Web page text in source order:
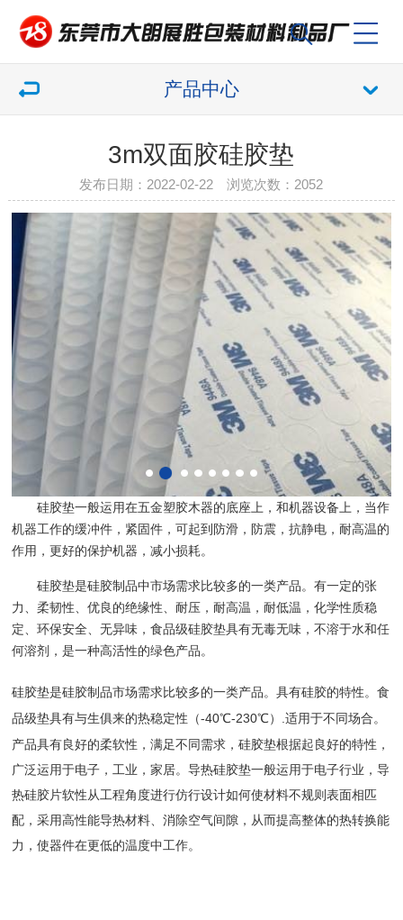
产品中心
3m双面胶硅胶垫
发布日期：2022-02-22 浏览次数： 2052
硅胶垫一般运用在五金塑胶木器的底座上，和机器设备上，当作
机器工作的缓冲件，紧固件，可起到防滑，防震，抗静电，耐高温的
作用，更好的保护机器，减小损耗。
硅胶垫是硅胶制品中市场需求比较多的一类产品。有一定的张
力、柔韧性、优良的绝缘性、耐压，耐高温，耐低温，化学性质稳
定、环保安全、无异味，食品级硅胶垫具有无毒无味，不溶于水和任
何溶剂，是一种高活性的绿色产品。
硅胶垫是硅胶制品市场需求比较多的一类产品。具有硅胶的特性。食
品级垫具有与生俱来的热稳定性（-40℃-230℃）.适用于不同场合。
产品具有良好的柔软性，满足不同需求，硅胶垫根据起良好的特性，
广泛运用于电子，工业，家居。导热硅胶垫一般运用于电子行业，导
热硅胶片软性从工程角度进行仿行设计如何使材料不规则表面相匹
配，采用高性能导热材料、消除空气间隙，从而提高整体的热转换能
力，使器件在更低的温度中工作。